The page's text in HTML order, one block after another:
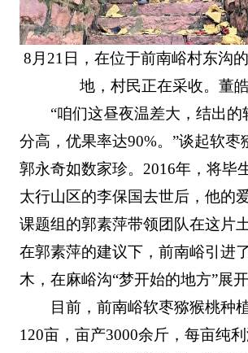
8月21日，在位于前南峪村东沟
地，村民正在采收。董
“咱们这昼夜温差大，结出
分高，优果率达90%。”谈起软枣
郭永奇如数家珍。2016年，将毕
太行山区的李保国去世后，他的
课题组的郭素萍带领团队在这片
在郭素萍的建议下，前南峪引进
木，在麻峪沟“梦开始的地方”展开
目前，前南峪软枣猕猴桃种
120亩，亩产3000余斤，每亩纯